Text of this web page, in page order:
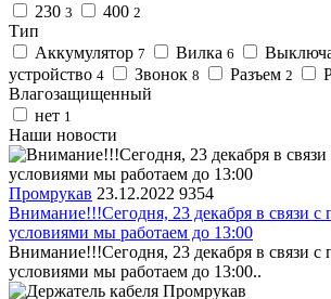
230 3 400 2
Тип
Аккумулятор 7 Вилка 6
устройство 4 Звонок 8 Разъем 2
Влагозащищенный
нет 1
Наши новости
Промрукав 23.12.2022 9354
Внимание!!!Сегодня, 23 декабря в связи с
условиями мы работаем до 13:00
Внимание!!!Сегодня, 23 декабря в связи с
условиями мы работаем до 13:00..